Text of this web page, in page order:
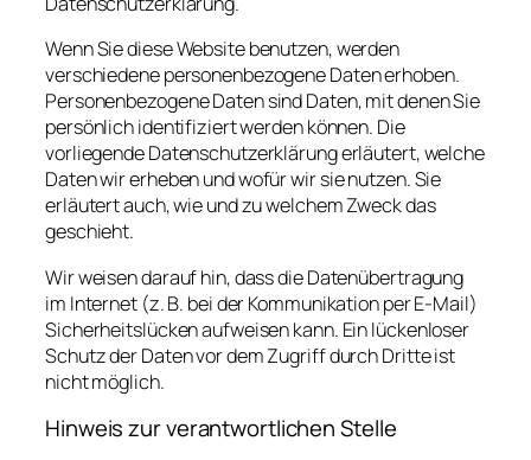
Wenn Sie diese Website benutzen, werden
verschiedene personenbezogene Daten erhoben.
Personenbezogene Daten sind Daten, mit denen Sie
persönlich identifiziert werden können. Die
vorliegende Datenschutzerklärung erläutert, welche
Daten wir erheben und wofür wir sie nutzen. Sie
erläutert auch, wie und zu welchem Zweck das
geschieht.
Wir weisen darauf hin, dass die Datenübertragung
im Internet (z. B. bei der Kommunikation per E-Mail)
Sicherheitslücken aufweisen kann. Ein lückenloser
Schutz der Daten vor dem Zugriff durch Dritte ist
nicht möglich.
Hinweis zur verantwortlichen Stelle